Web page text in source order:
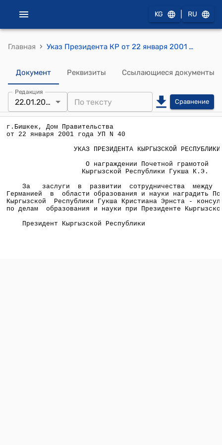
KG RU
Главная › Указ Президента КР от 22 января 2001 года УП №40 "О награждении Почетной грамотой Кыргызской Республики Гукша К.Э."
Документ Реквизиты Ссылающиеся документы
Редакция
22.01.2001 Сравнение